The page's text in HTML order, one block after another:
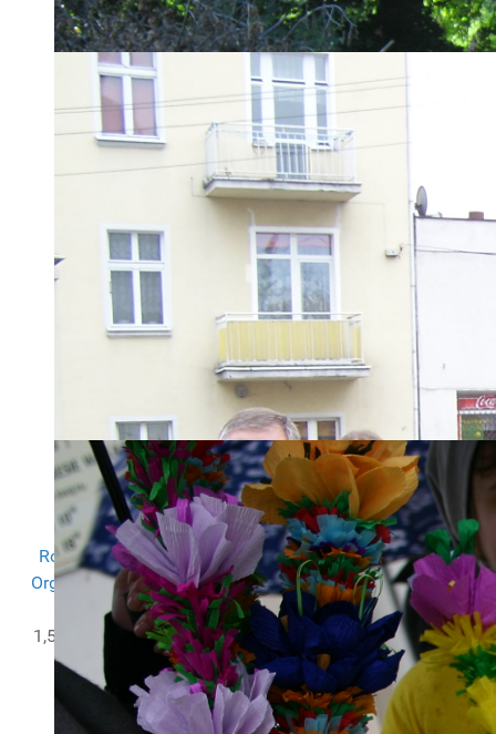
Dodatkowo na konto wpłynęło 57
wpłat na kwotę 18 097,75 zł
Regulamin przekazywania darowizn
Rozliczenie PIT we współpracy z Instytutem Wsparcia
Organizacji Pozarządowychw ramach projektuPITax.pl
dla OPP.
1,5% zbieramy we współpracy z PITax.pl Łatwe podatki